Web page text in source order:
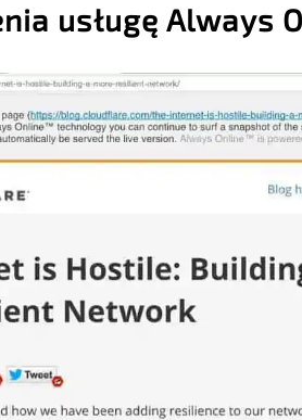
usługę Always